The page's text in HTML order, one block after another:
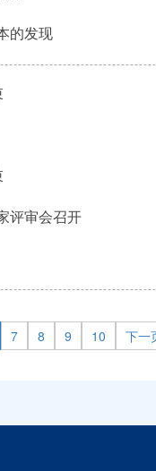
的发现
评审会召开
7 8 9 10 下一